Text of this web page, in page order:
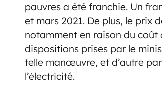
pauvres a été franchie. Un
et mars 2021. De plus, le prix
notamment en raison du
dispositions prises par le
telle manœuvre, et d’autre
l’électricité.